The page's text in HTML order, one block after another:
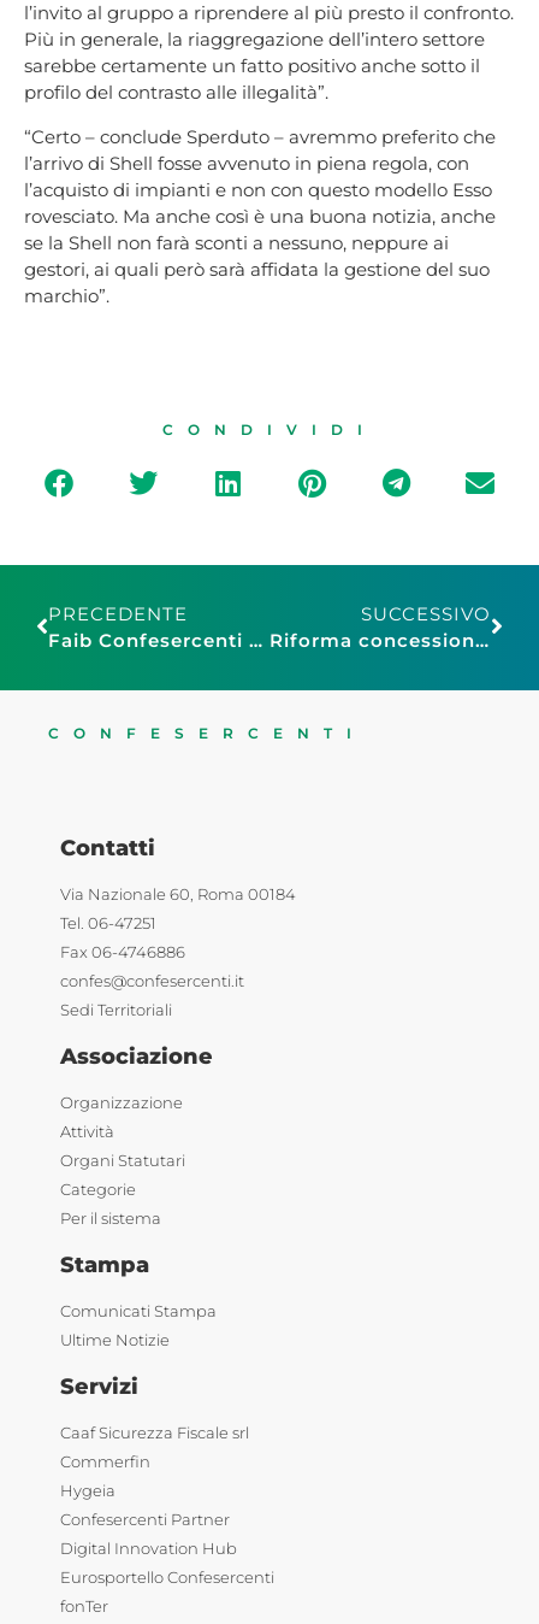
l’invito al gruppo a riprendere al più presto il confronto.
Più in generale, la riaggregazione dell’intero settore
sarebbe certamente un fatto positivo anche sotto il
profilo del contrasto alle illegalità”.
“Certo – conclude Sperduto – avremmo preferito che
l’arrivo di Shell fosse avvenuto in piena regola, con
l’acquisto di impianti e non con questo modello Esso
rovesciato. Ma anche così è una buona notizia, anche
se la Shell non farà sconti a nessuno, neppure ai
gestori, ai quali però sarà affidata la gestione del suo
marchio”.
CONDIVIDI
PRECEDENTE
Faib Confesercenti Roma commenta il “Caro bollette”
SUCCESSIVO
Riforma concessioni, balneari: grave provvedimento senza condivisione
CONFESERCENTI
Contatti
Via Nazionale 60, Roma 00184
Tel. 06-47251
Fax 06-4746886
confes@confesercenti.it
Sedi Territoriali
Associazione
Organizzazione
Attività
Organi Statutari
Categorie
Per il sistema
Stampa
Comunicati Stampa
Ultime Notizie
Servizi
Caaf Sicurezza Fiscale srl
Commerfin
Hygeia
Confesercenti Partner
Digital Innovation Hub
Eurosportello Confesercenti
fonTer